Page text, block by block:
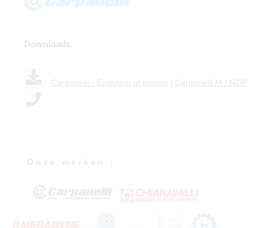
Downloads
Carpanelli - Evolution of motion Carpanelli M / MDP
O n z e m e r k e n :